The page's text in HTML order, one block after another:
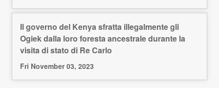
Il governo del Kenya sfratta illegalmente gli
Ogiek dalla loro foresta ancestrale durante la
visita di stato di Re Carlo
Fri November 03, 2023